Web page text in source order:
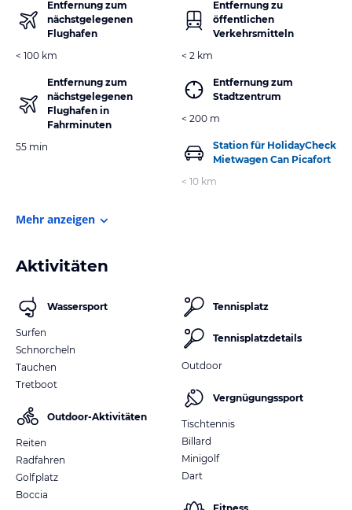
Entfernung zum
nächstgelegenen
Flughafen
< 100 km
Entfernung zum
nächstgelegenen
Flughafen in
Fahrminuten
55 min
Entfernung zu
öffentlichen
Verkehrsmitteln
< 2 km
Entfernung zum
Stadtzentrum
< 200 m
Station für HolidayCheck
Mietwagen Can Picafort
< 10 km
Mehr anzeigen
Aktivitäten
Wassersport
Surfen
Schnorcheln
Tauchen
Tretboot
Outdoor-Aktivitäten
Reiten
Radfahren
Golfplatz
Boccia
Tennisplatz
Tennisplatzdetails
Outdoor
Vergnügungssport
Tischtennis
Billard
Minigolf
Dart